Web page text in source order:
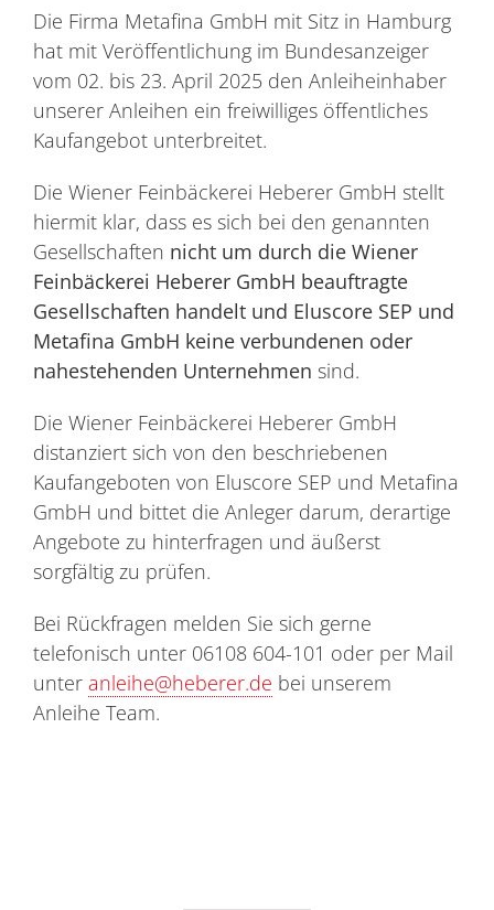
Die Firma Metafina GmbH mit Sitz in Hamburg
hat mit Veröffentlichung im Bundesanzeiger
vom 02. bis 23. April 2025 den Anleiheinhaber
unserer Anleihen ein freiwilliges öffentliches
Kaufangebot unterbreitet.
Die Wiener Feinbäckerei Heberer GmbH stellt
hiermit klar, dass es sich bei den genannten
Gesellschaften nicht um durch die Wiener
Feinbäckerei Heberer GmbH beauftragte
Gesellschaften handelt und Eluscore SEP und
Metafina GmbH keine verbundenen oder
nahestehenden Unternehmen sind.
Die Wiener Feinbäckerei Heberer GmbH
distanziert sich von den beschriebenen
Kaufangeboten von Eluscore SEP und Metafina
GmbH und bittet die Anleger darum, derartige
Angebote zu hinterfragen und äußerst
sorgfältig zu prüfen.
Bei Rückfragen melden Sie sich gerne
telefonisch unter 06108 604-101 oder per Mail
unter anleihe@heberer.de bei unserem
Anleihe Team.